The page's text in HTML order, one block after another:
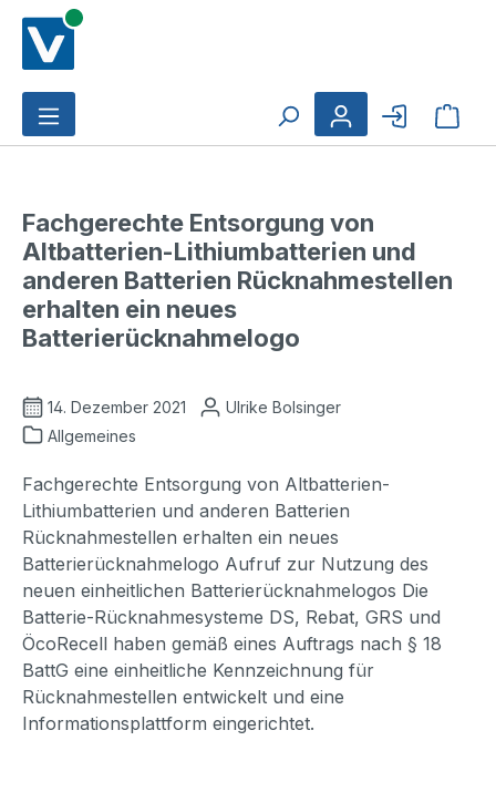
Zum Hauptinhalt springen
Fachgerechte Entsorgung von
Altbatterien-Lithiumbatterien und
anderen Batterien Rücknahmestellen
erhalten ein neues
Batterierücknahmelogo
14. Dezember 2021
Ulrike Bolsinger
Allgemeines
Fachgerechte Entsorgung von Altbatterien-
Lithiumbatterien und anderen Batterien
Rücknahmestellen erhalten ein neues
Batterierücknahmelogo Aufruf zur Nutzung des
neuen einheitlichen Batterierücknahmelogos Die
Batterie-Rücknahmesysteme DS, Rebat, GRS und
ÖcoRecell haben gemäß eines Auftrags nach § 18
BattG eine einheitliche Kennzeichnung für
Rücknahmestellen entwickelt und eine
Informationsplattform eingerichtet.